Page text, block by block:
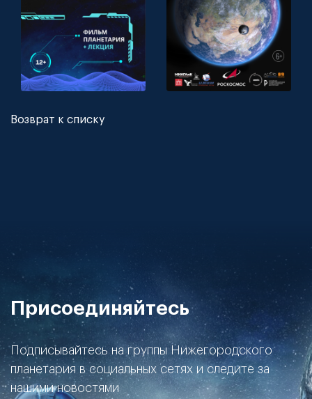
Возврат к списку
Присоединяйтесь
Подписывайтесь на группы Нижегородского
планетария в социальных сетях и следите за
нашими новостями